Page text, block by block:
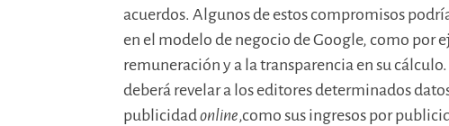
acuerdos. Algunos de estos compromisos
en el modelo de negocio de Google, como por
remuneración y a la transparencia en su
deberá revelar a los editores determinados
publicidadonline,como sus ingresos por